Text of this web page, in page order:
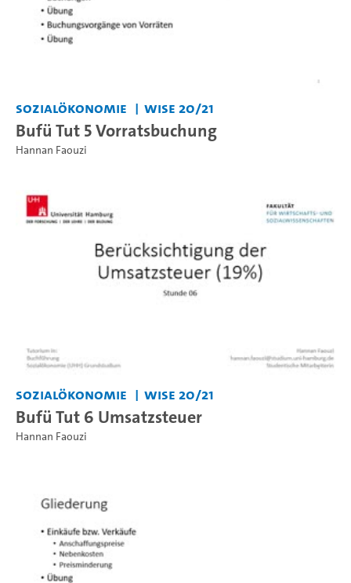
Sozialökonomie WiSe 20/21
Bufü Tut 5 Vorratsbuchung
Hannan Faouzi
Sozialökonomie WiSe 20/21
Bufü Tut 6 Umsatzsteuer
Hannan Faouzi